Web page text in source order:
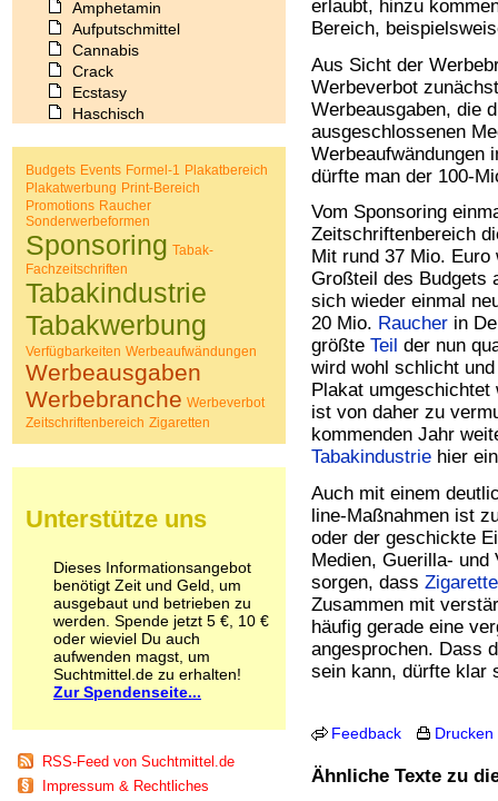
erlaubt, hinzu
Bereich,
Aus Sicht der
Werbeverbot
Werbeausgaben, die
ausgeschlossenen
Werbeaufwändungen
dürfte man der 100-
Vom Sponsoring
Zeitschriftenbereich
Mit rund 37 Mio.
Großteil des Budgets
sich wieder einmal
20 Mio. Raucher in
größte Teil der nun
wird wohl schlicht
Plakat
ist von daher zu
kommenden Jahr
Tabakindustrie hier
Auch mit einem
line-Maßnahmen ist
oder der geschickte
Medien, Guerilla-
sorgen, dass
Zusammen mit
häufig gerade eine
angesprochen. Dass
sein kann, dürfte klar
Feedback Drucken
Ähnliche Texte zu
Amphetamin
Aufputschmittel
Cannabis
Crack
Ecstasy
Haschisch
Koffein
Kokain
Lachgas
LSD
Marihuana
Medikamente
Meskalin
Metamphetamin
Methadon
Morphin
Muskatnuss
Nikotin
Opium
Poppers
Schlafmittel
Spice
Sucht / Süchte
Alkoholsucht
Arbeitssucht
Co-Abhängigkeit
Computersucht
Ess-Brechsucht
Essstörungen
Fresssucht
Internetsucht
Budgets Events Formel-1 Plakatbereich
Plakatwerbung Print-Bereich
Promotions Raucher
Sonderwerbeformen
Sponsoring Tabak-
Fachzeitschriften
Tabakindustrie
Tabakwerbung
Verfügbarkeiten Werbeaufwändungen
Werbeausgaben
Werbebranche Werbeverbot
Zeitschriftenbereich Zigaretten
Unterstütze uns
Dieses Informationsangebot
benötigt Zeit und Geld, um
ausgebaut und betrieben zu
werden. Spende jetzt 5 €, 10 €
oder wieviel Du auch
aufwenden magst, um
Suchtmittel.de zu erhalten!
Zur Spendenseite...
RSS-Feed von Suchtmittel.de
Impressum & Rechtliches